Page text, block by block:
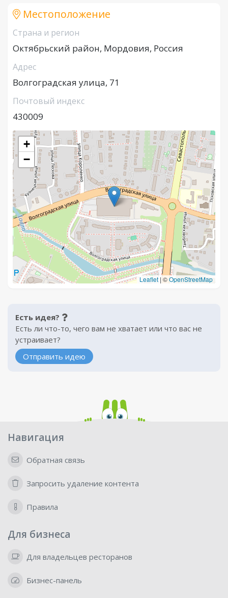
Местоположение
Страна и регион
Октябрьский район, Мордовия, Россия
Адрес
Волгоградская улица, 71
Почтовый индекс
430009
+
−
Leaflet | ©OpenStreetMap
Есть идея?
Есть ли что-то, чего вам не хватает или что вас не
устраивает?
Отправить идею
Навигация
Обратная связь
Запросить удаление контента
Правила
Для бизнеса
Для владельцев ресторанов
Бизнес-панель